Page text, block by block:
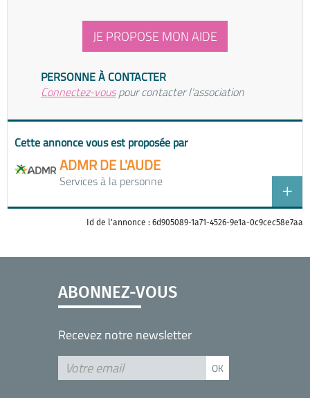
JE PROPOSE MON AIDE
PERSONNE À CONTACTER
Connectez-vouspour contacter l'association
Cette annonce vous est proposée par
ADMR DE L'AUDE
Services à la personne
Id de l'annonce : 6d905089-1a71-4526-9e1a-0c9cec58e7aa
ABONNEZ-VOUS
Recevez notre newsletter